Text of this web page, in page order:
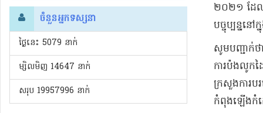
ចំនួនអ្នកទស្សនា
ថ្ងៃនេះ​ 5079 នាក់
ម្សិលមិញ 14647 នាក់
សរុប 19957996 នាក់
២០២១ ដែល​
បច្ចុប្បន្ន​ន
សូមបញ្ជាក់ថ
ការប៉ង​លូកដ
ក្រសួង​ការប
កំពុង​ឡើង​កំ